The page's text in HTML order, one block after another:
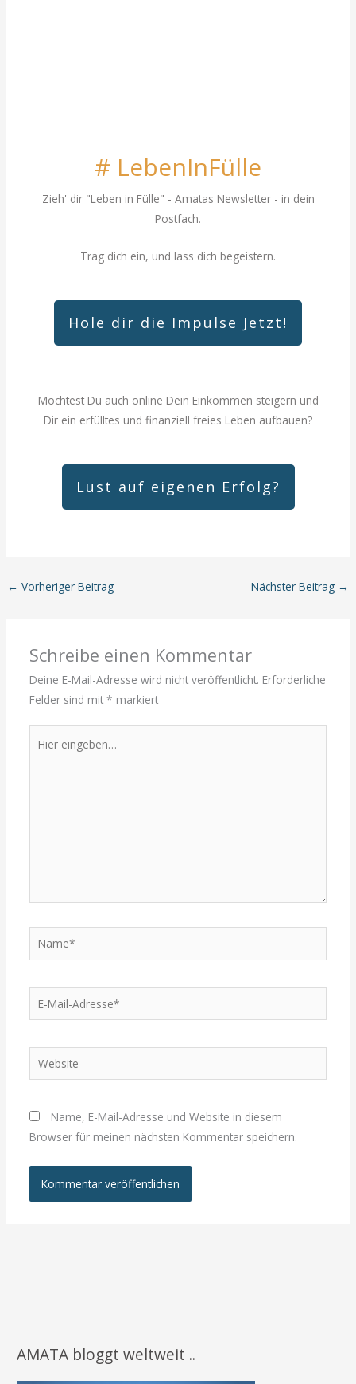
# LebenInFülle
Zieh' dir "Leben in Fülle" - Amatas Newsletter - in dein
Postfach.
Trag dich ein, und lass dich begeistern.
Hole dir die Impulse Jetzt!
Möchtest Du auch online Dein Einkommen steigern und
Dir ein erfülltes und finanziell freies Leben aufbauen?
Lust auf eigenen Erfolg?
← Vorheriger Beitrag Nächster Beitrag →
Schreibe einen Kommentar
Deine E-Mail-Adresse wird nicht veröffentlicht. Erforderliche
Felder sind mit * markiert
eingeben…
Name*
Mail-
Website
Name, E-Mail-Adresse und Website in diesem
Browser für meinen nächsten Kommentar speichern.
AMATA bloggt weltweit ..